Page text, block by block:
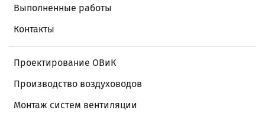
Выполненные работы
Контакты
Проектирование ОВиК
Производство воздуховодов
Монтаж систем вентиляции